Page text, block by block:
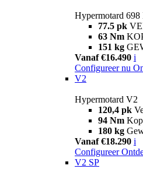
Hypermotard
77.5 pk
63 Nm
151 kg
Vanaf €16.490 i
Configureer nu
V2
Hypermotard V2
120,4 pk
94 Nm
180 kg
Vanaf €18.290 i
Configureer
V2 SP